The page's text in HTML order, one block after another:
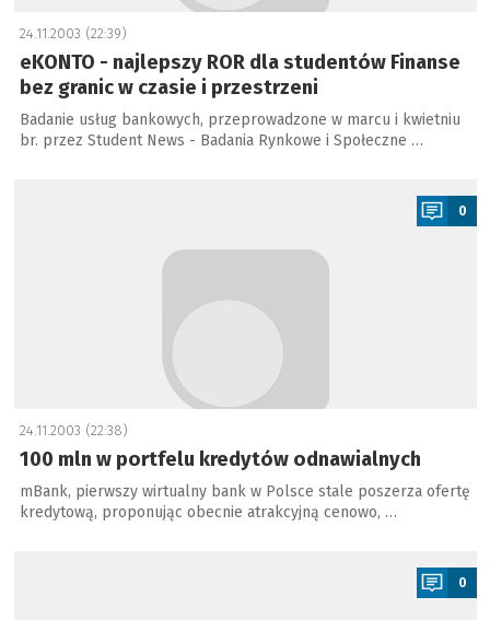
24.11.2003 (22:39)
eKONTO - najlepszy ROR dla studentów Finanse
bez granic w czasie i przestrzeni
Badanie usług bankowych, przeprowadzone w marcu i kwietniu
br. przez Student News - Badania Rynkowe i Społeczne …
0
24.11.2003 (22:38)
100 mln w portfelu kredytów odnawialnych
mBank, pierwszy wirtualny bank w Polsce stale poszerza ofertę
kredytową, proponując obecnie atrakcyjną cenowo, …
0